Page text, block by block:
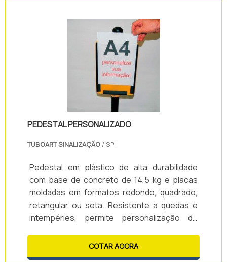
PEDESTAL PERSONALIZADO
TUBOART SINALIZAÇÃO / SP
Pedestal em plástico de alta durabilidade
com base de concreto de 14,5 kg e placas
moldadas em formatos redondo, quadrado,
retangular ou seta. Resistente a quedas e
intempéries, permite personalização de
vazamento de concreto. Inoxidável,
visualmente superior e com excelente
COTAR AGORA